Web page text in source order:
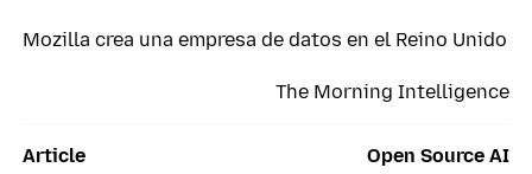
The Morning Intelligence
Mozilla crea una empresa de datos en el Reino Unido
Article Open Source AI